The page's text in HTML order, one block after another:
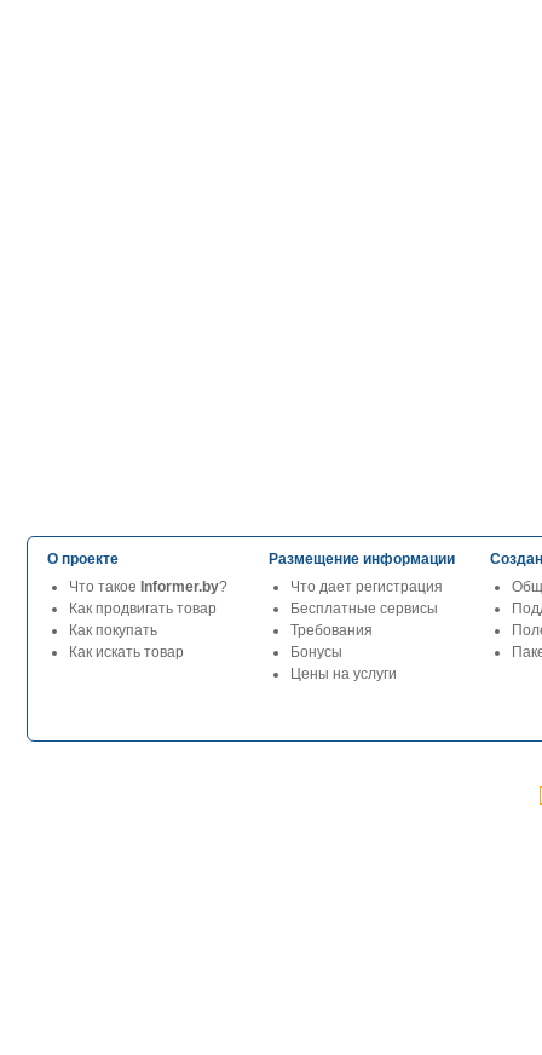
О проекте
Что такое Informer.by?
Как продвигать товар
Как покупать
Как искать товар
Размещение информации
Что дает регистрация
Бесплатные сервисы
Требования
Бонусы
Цены на услуги